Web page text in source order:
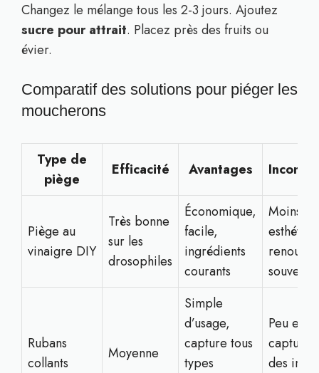
Changez le mélange tous les 2-3 jours. Ajoutez
sucre pour attrait. Placez près des fruits ou
évier.
Comparatif des solutions pour piéger les
moucherons
Type de
piège
Efficacité Avantages
Piège au
vinaigre DIY
Très bonne
sur les
drosophiles
Économique,
facile,
ingrédients
courants
Moins
souvent
Rubans
collants
Moyenne
Simple
d’usage,
capture tous
types
Peu
capture
des